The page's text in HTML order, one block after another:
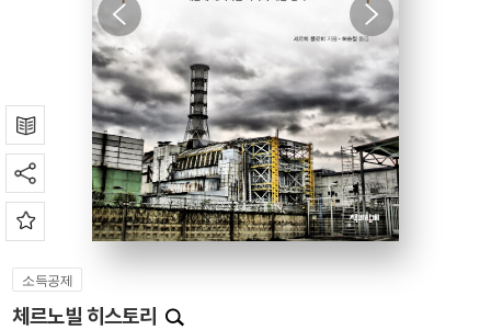
소득공제
체르노빌 히스토리